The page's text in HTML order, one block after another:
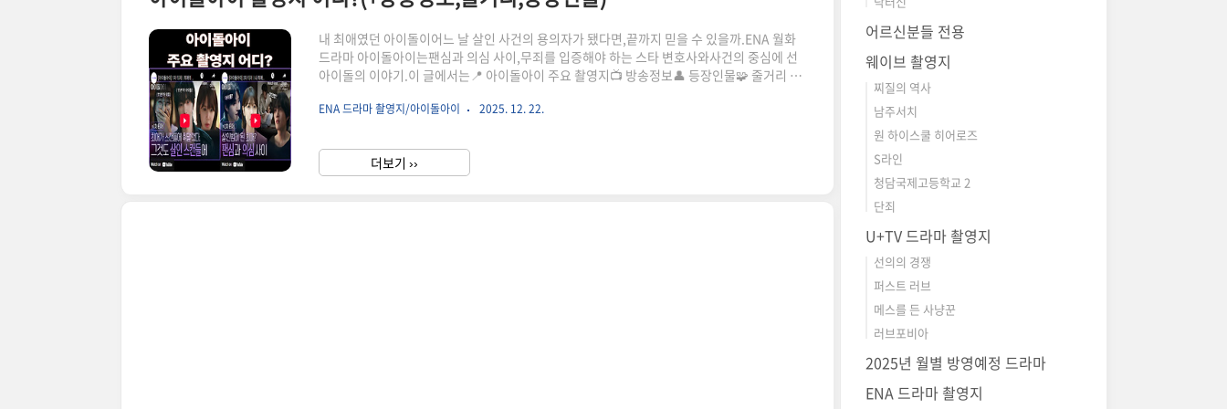
내 최애였던 아이돌이어느 날 살인 사건의 용의자가 됐다면,끝까지 믿을 수 있을까.ENA 월화
드라마 아이돌아이는팬심과 의심 사이,무죄를 입증해야 하는 스타 변호사와사건의 중심에 선
아이돌의 이야기.이 글에서는📍 아이돌아이 주요 촬영지📺 방송정보👤 등장인물🧩 줄거리 포
플로 바로보기1화~2화 촬영지조이마당스튜디오경기 파주시 파주읍 봉서산로 245청심평화
대학로 55마곡중앙14로서울 강서구 마곡중앙14로 22맹세나집 : 증산동집서울 은평구 증산
동서강대교서울 영등포구 여의도동 83-1타임스퀘어서울 영등포구 영중로 15 영등포역6번
ENA 드라마 촬영지/아이돌아이 2025. 12. 22.
더보기 ››
어르신분들 전용
웨이브 촬영지
찌질의 역사
남주서치
원 하이스쿨 히어로즈
S라인
청담국제고등학교 2
단죄
U+TV 드라마 촬영지
선의의 경쟁
퍼스트 러브
메스를 든 사냥꾼
러브포비아
2025년 월별 방영예정 드라마
ENA 드라마 촬영지